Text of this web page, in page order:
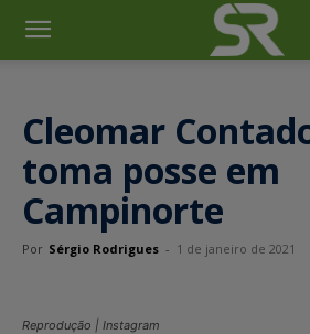
Cleomar
toma posse em
Campinorte
Por Sérgio Rodrigues - 1 de janeiro de 2021
Reprodução | Instagram